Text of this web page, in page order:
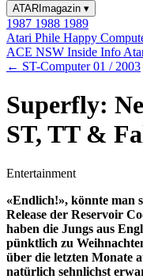
ATARImagazin ▾
1987 1988 1989
Atari Phile Happy
ACE NSW Inside Info
← ST-Computer 01 / 2003
Superfly:
ST, TT &
Entertainment
«Endlich!», könnte man
Release der Reservoir
haben die Jungs aus
pünktlich zu
über die letzten Monate
natürlich sehnlichst